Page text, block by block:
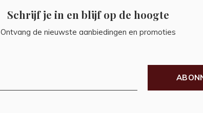
Schrijf je in en blijf op de hoogte
Ontvang de nieuwste aanbiedingen en promoties